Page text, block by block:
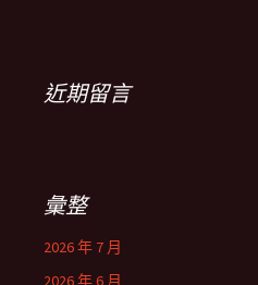
近期留言
彙整
2026 年 7 月
2026 年 6 月